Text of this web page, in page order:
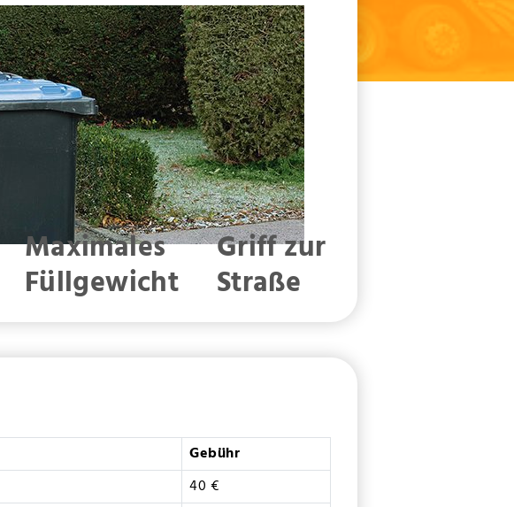
Maximales
Füllgewicht
Griff zur
Straße
Gebühr
40 €